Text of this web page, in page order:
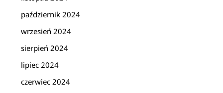
październik 2024
wrzesień 2024
sierpień 2024
lipiec 2024
czerwiec 2024